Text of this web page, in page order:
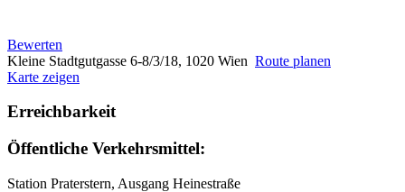
Bewerten
Kleine Stadtgutgasse 6-8/3/18, 1020 Wien Route planen
Karte zeigen
Erreichbarkeit
Öffentliche Verkehrsmittel:
Station Praterstern, Ausgang Heinestraße